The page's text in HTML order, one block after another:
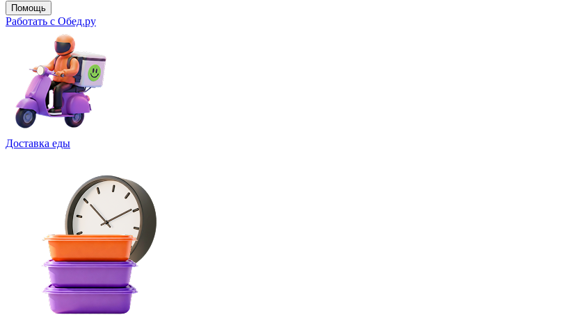
Помощь
Работать с Обед.ру
Доставка еды